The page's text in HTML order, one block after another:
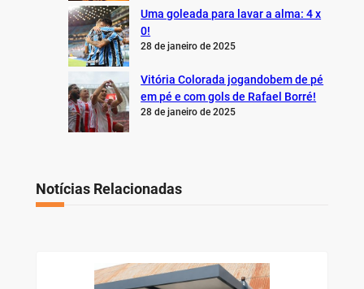
Uma goleada para lavar a alma: 4 x
0!
28 de janeiro de 2025
Vitória Colorada jogandobem de pé
em pé e com gols de Rafael Borré!
28 de janeiro de 2025
Notícias Relacionadas